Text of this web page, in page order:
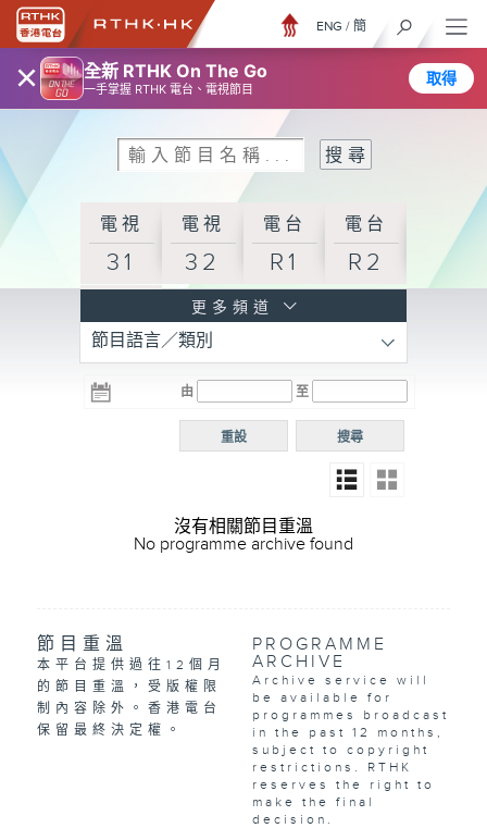
× 全新 RTHK On The Go
一手掌握 RTHK 電台、電視節目
取得
ENG / 簡
電視
31
電視
32
電台
R1
電台
R2
R3
電台 電台
R5
電台
普通
更多頻道
節目語言／類別
由 至
搜尋
重設
沒有相關節目重溫
No programme archive found
節目重溫
本平台提供過往12個月
的節目重溫，受版權限
制內容除外。香港電台
保留最終決定權。
PROGRAMME
ARCHIVE
Archive service will
be available for
programmes broadcast
in the past 12 months,
subject to copyright
restrictions. RTHK
reserves the right to
make the final
decision.